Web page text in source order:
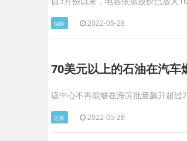
保险 2022-05-28
70美元以上的石油在汽车
该中心不再能够在海滨批量飙升超
证券 2022-05-28